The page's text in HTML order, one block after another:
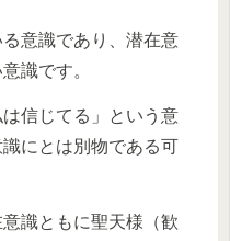
意識であり、潜在意
識です。
信じてる」という意
にとは別物である可
識ともに聖天様（歓